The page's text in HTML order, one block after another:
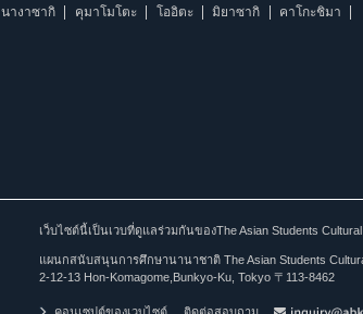
นางาซากิ คุมาโมโตะ โออิตะ มิยาซากิ
คาโกะชิมา
เว็บไซต์นี้เป็นเวบที่ดูแลร่วมกันของThe Asian Students
แผนกสนับสนุนการศึกษานานาชาติ The Asian Students
2-12-13 Hon-Komagome,Bunkyo-Ku, Tokyo 〒113-8462